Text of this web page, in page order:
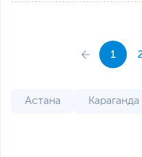
1
Астана Караганда